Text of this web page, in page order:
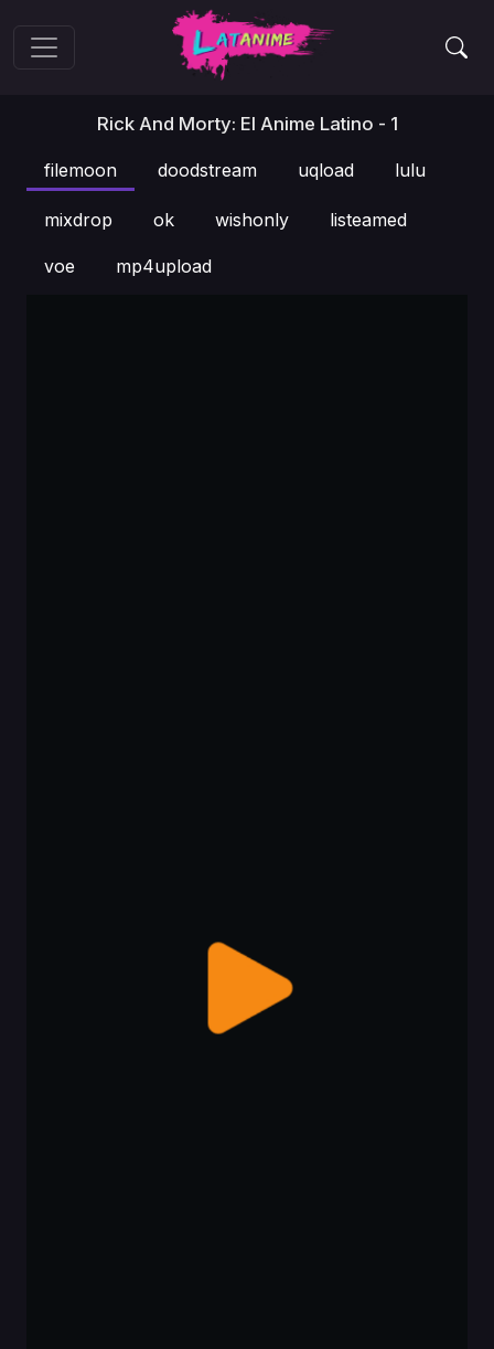
Rick And Morty: El Anime Latino - 1
filemoon doodstream uqload lulu
mixdrop ok wishonly listeamed
voe mp4upload